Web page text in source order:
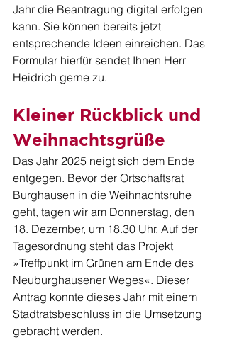
Jahr die Beantragung digital erfolgen
kann. Sie können bereits jetzt
entsprechende Ideen einreichen. Das
Formular hierfür sendet Ihnen Herr
Heidrich gerne zu.
Kleiner Rückblick und
Weihnachtsgrüße
Das Jahr 2025 neigt sich dem Ende
entgegen. Bevor der Ortschaftsrat
Burghausen in die Weihnachtsruhe
geht, tagen wir am Donnerstag, den
18. Dezember, um 18.30 Uhr. Auf der
Tagesordnung steht das Projekt
»Treffpunkt im Grünen am Ende des
Neuburghausener Weges«. Dieser
Antrag konnte dieses Jahr mit einem
Stadtratsbeschluss in die Umsetzung
gebracht werden.